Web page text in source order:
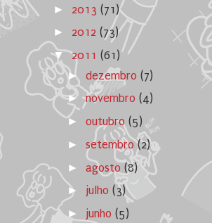
► 2013 (71)
► 2012 (73)
▼2011 (61)
►dezembro(7)
►novembro(4)
►outubro(5)
►setembro(2)
►agosto(8)
► julho(3)
► junho(5)